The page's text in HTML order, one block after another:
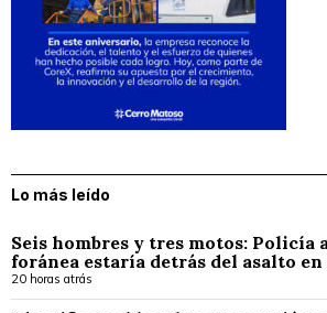
Lo más leído
Seis hombres y tres motos: Policía
foránea estaría detrás del asalto
20 horas atrás